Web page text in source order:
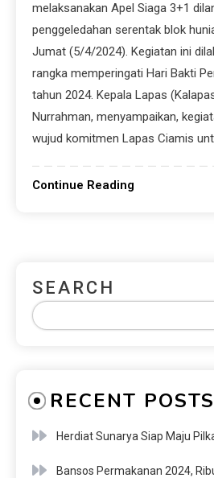
melaksanakan Apel Siaga 3+1
penggeledahan serentak blok
Jumat (5/4/2024). Kegiatan ini
rangka memperingati Hari Bakti
tahun 2024. Kepala Lapas
Nurrahman, menyampaikan,
wujud komitmen Lapas Ciamis
Continue Reading
SEARCH
RECENT POSTS
Herdiat Sunarya Siap Maju
Bansos Permakanan 2024,